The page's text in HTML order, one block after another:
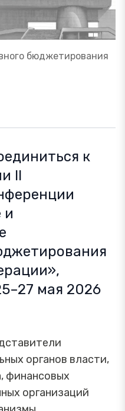
бюджетирования
к
II
и
мая 2026
органов власти,
финансовых
организаций